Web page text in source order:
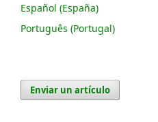
Español (España)
Português (Portugal)
Enviar un artículo